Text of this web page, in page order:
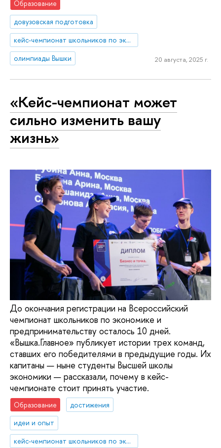
Образование
довузовская подготовка
кейс-чемпионат школьников по экономике и предпринимательству
олимпиады Вышки
20 августа, 2025 г.
«Кейс-чемпионат может
сильно изменить вашу
жизнь»
До окончания регистрации на Всероссийский
чемпионат школьников по экономике и
предпринимательству осталось 10 дней.
«Вышка.Главное» публикует истории трех команд,
ставших его победителями в предыдущие годы. Их
капитаны — ныне студенты Высшей школы
экономики — рассказали, почему в кейс-
чемпионате стоит принять участие.
Образование
достижения
идеи и опыт
кейс-чемпионат школьников по экономике и предпринимательству